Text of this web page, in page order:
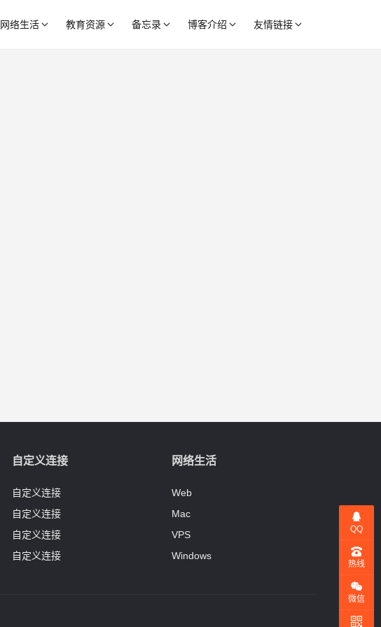
网络生活 教育资源 备忘录 博客介绍 友情链接
自定义连接
自定义连接
自定义连接
自定义连接
自定义连接
网络生活
Web
Mac
VPS
Windows
QQ
热线
微信